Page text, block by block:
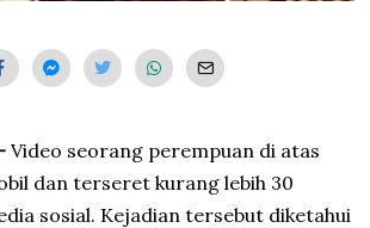
Video seorang perempuan di atas
dan terseret kurang lebih 30
sosial. Kejadian tersebut diketahui